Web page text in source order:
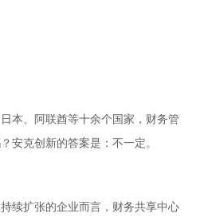
本、阿联酋等十余个国家，财务管
安克创新的答案是：不一定。
续扩张的企业而言，财务共享中心